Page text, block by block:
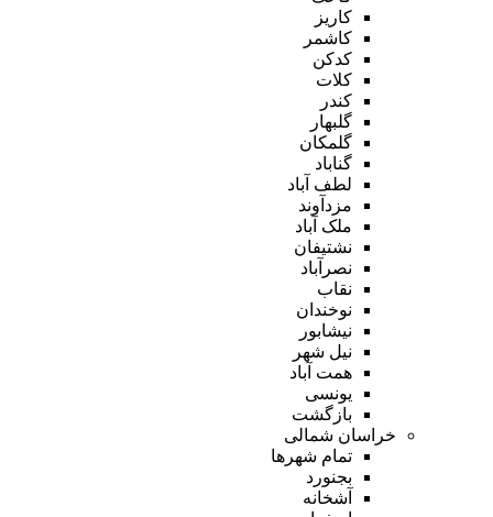
کاریز
کاشمر
کدکن
کلات
کندر
گلبهار
گلمکان
گناباد
لطف آباد
مزدآوند
ملک آباد
نشتیفان
نصرآباد
نقاب
نوخندان
نیشابور
نیل شهر
همت آباد
یونسی
بازگشت
خراسان شمالی
تمام شهر‌ها
بجنورد
آشخانه